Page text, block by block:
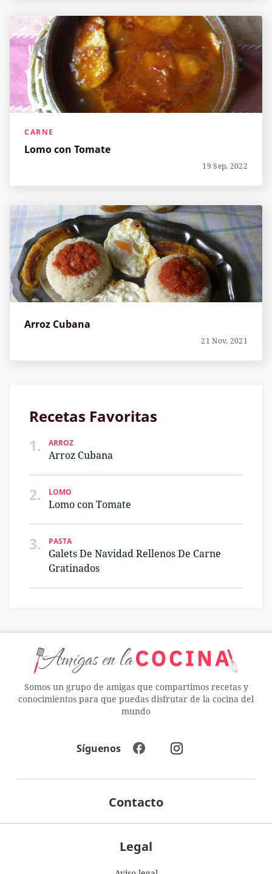
CARNE
Lomo con Tomate
19 Sep, 2022
Arroz Cubana
21 Nov, 2021
Recetas Favoritas
1.
ARROZ
Arroz Cubana
2. LOMO
Lomo con Tomate
3. PASTA
Galets De Navidad Rellenos De Carne
Gratinados
Somos un grupo de amigas que compartimos recetas y
conocimientos para que puedas disfrutar de la cocina del
mundo
Legal
Contacto
Síguenos